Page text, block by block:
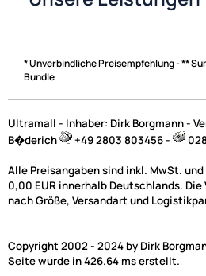
* Unverbindliche Preisempfehlung - **
Bundle
Ultramall - Inhaber: Dirk Borgmann -
B�derich
+49 2803 803456 -
Alle Preisangaben sind inkl. MwSt.
0,00 EUR innerhalb Deutschlands.
nach Größe, Versandart und
Copyright 2002 - 2024 by Dirk
Seite wurde in 426.64 ms erstellt.